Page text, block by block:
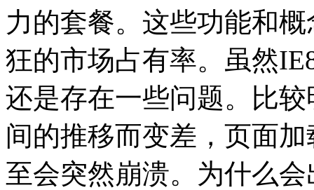
力的套餐。这些功能和
狂的市场占有率。虽然
还是存在一些问题。比
间的推移而变差，页面
至会突然崩溃。为什么